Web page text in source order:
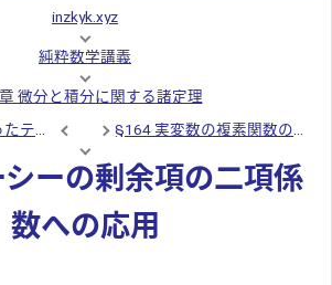
inzkyk.xyz
純粋数学講義
微分と積分に関する諸定理
ーの剰余項の二項係
数への応用